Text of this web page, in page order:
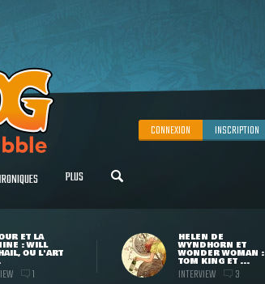
CONNEXION INSCRIPTION
PLUS
ET LA
: WILL
OU L'ART
1
HELEN DE
WYNDHORN ET
WONDER WOMAN :
TOM KING ET ...
INTERVIEW 3